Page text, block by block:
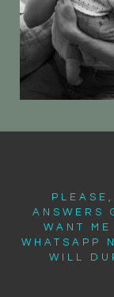
ANSWERS
WANT
WHATSAPP
WILL